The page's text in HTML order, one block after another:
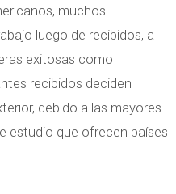
muchos
luego de recibidos, a
exitosas como
recibidos deciden
debido a las mayores
estudio que ofrecen países